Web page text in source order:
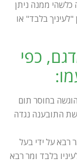
ממנה ניתן
בלבד" או
כפי
בחוסר תום
התובענה נגדה
רבא על ידי בעל
בלבד ומר רבא